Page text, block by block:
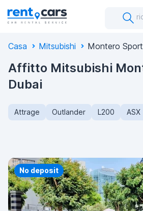
Casa Mitsubishi Montero Sport
Affitto Mitsubishi
Dubai
Attrage Outlander L200 ASX
Priority
No deposit